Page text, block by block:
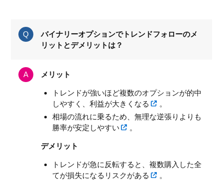
バイナリーオプションでトレンドフォローのメ
リットとデメリットは？
メリット
トレンドが強いほど複数のオプションが的中
しやすく、利益が大きくなる
。
相場の流れに乗るため、無理な逆張りよりも
勝率が安定しやすい
。
デメリット
トレンドが急に反転すると、複数購入した全
てが損失になるリスクがある
。